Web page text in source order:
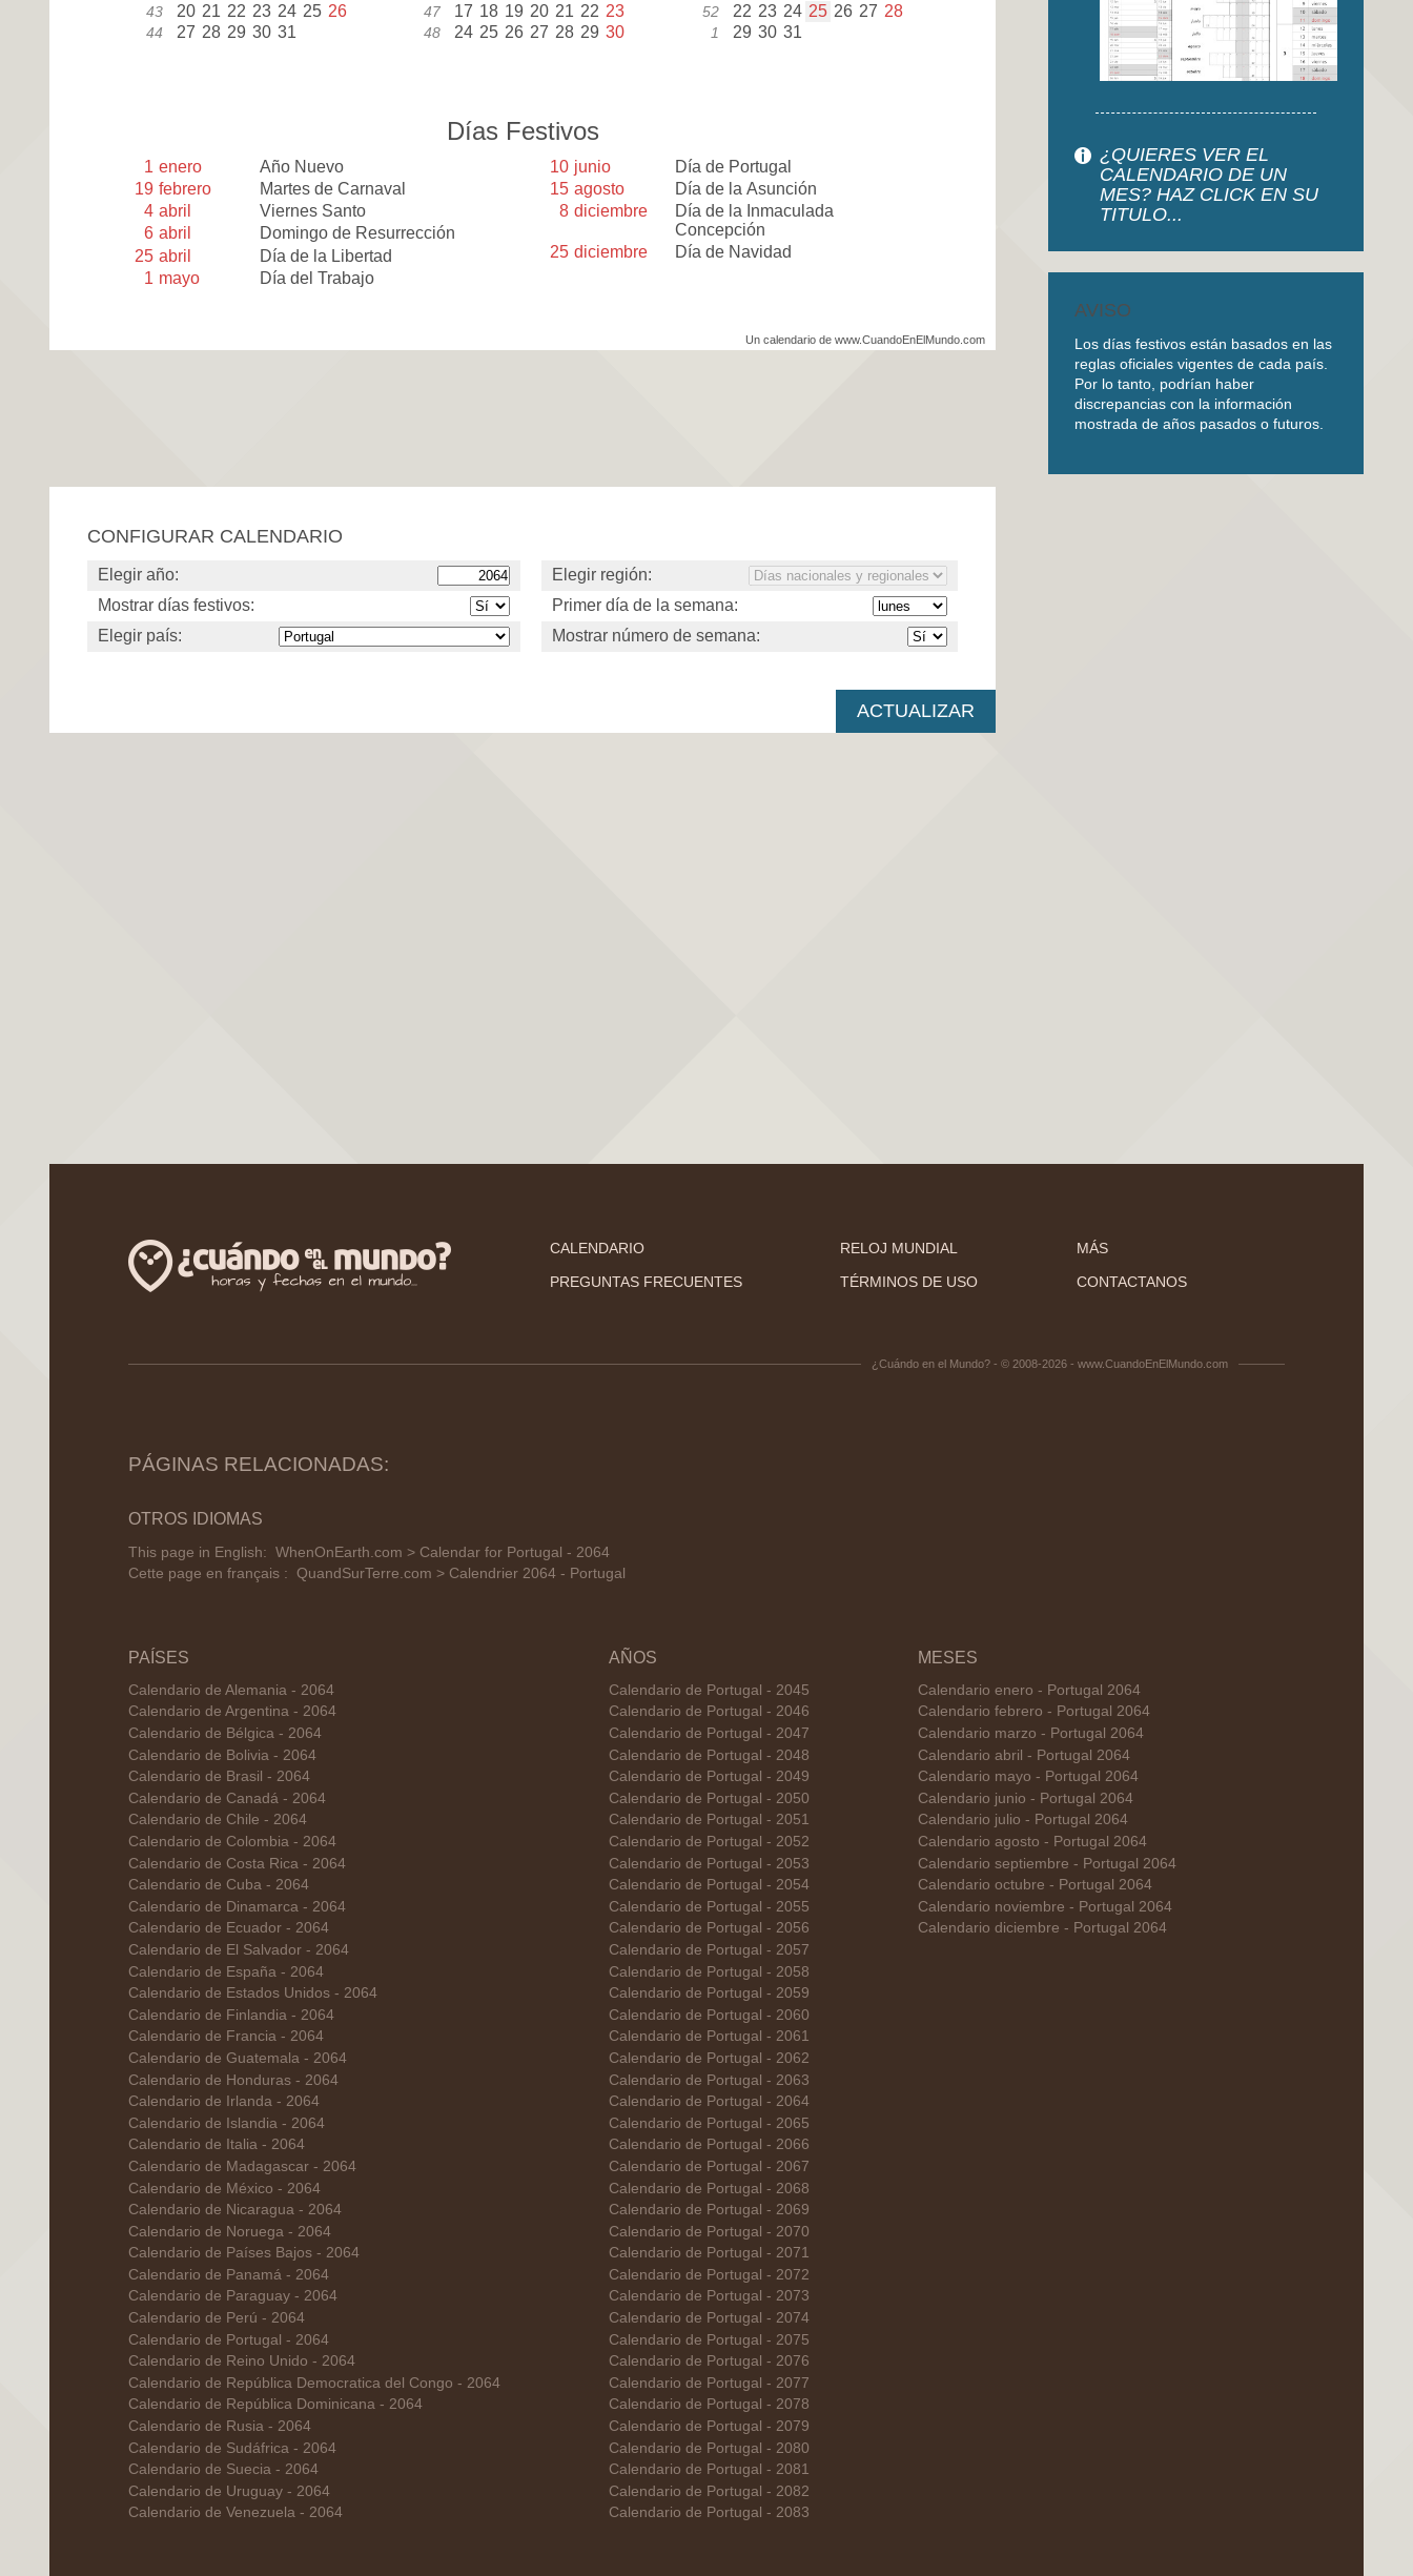
43 20 21 22 23 24 25 26
44 27 28 29 30 31
47 17 18 19 20 21 22 23
48 24 25 26 27 28 29 30
52 22 23 24 25 26 27 28
1 29 30 31
Días Festivos
1 enero
Año Nuevo
19 febrero
Martes de Carnaval
4 abril
Viernes Santo
6 abril
Domingo de Resurrección
25 abril
Día de la Libertad
1 mayo Día del Trabajo
10 junio
Día de Portugal
15 agosto
Día de la Asunción
8 diciembre
Día de la Inmaculada
Concepción
25 diciembre Día de Navidad
Un calendario de www.CuandoEnElMundo.com
CONFIGURAR CALENDARIO
Elegir año:
Mostrar días festivos:
Elegir país:
Elegir región:
Primer día de la semana:
Mostrar número de semana:
¿QUIERES VER EL
CALENDARIO DE UN
MES? HAZ CLICK EN SU
TITULO...
AVISO
Los días festivos están basados en las
reglas oficiales vigentes de cada país.
Por lo tanto, podrían haber
discrepancias con la información
mostrada de años pasados o futuros.
CALENDARIO RELOJ MUNDIAL
MÁS
PREGUNTAS FRECUENTES
TÉRMINOS DE USO CONTACTANOS
¿Cuándo en el Mundo? - © 2008-2026 - www.CuandoEnElMundo.com
PÁGINAS RELACIONADAS:
OTROS IDIOMAS
This page in English: WhenOnEarth.com > Calendar for Portugal - 2064
Cette page en français : QuandSurTerre.com > Calendrier 2064 - Portugal
PAÍSES
Calendario de Alemania - 2064
Calendario de Argentina - 2064
Calendario de Bélgica - 2064
Calendario de Bolivia - 2064
Calendario de Brasil - 2064
Calendario de Canadá - 2064
Calendario de Chile - 2064
Calendario de Colombia - 2064
Calendario de Costa Rica - 2064
Calendario de Cuba - 2064
Calendario de Dinamarca - 2064
Calendario de Ecuador - 2064
Calendario de El Salvador - 2064
Calendario de España - 2064
Calendario de Estados Unidos - 2064
Calendario de Finlandia - 2064
Calendario de Francia - 2064
Calendario de Guatemala - 2064
Calendario de Honduras - 2064
Calendario de Irlanda - 2064
Calendario de Islandia - 2064
Calendario de Italia - 2064
Calendario de Madagascar - 2064
Calendario de México - 2064
Calendario de Nicaragua - 2064
Calendario de Noruega - 2064
Calendario de Países Bajos - 2064
Calendario de Panamá - 2064
Calendario de Paraguay - 2064
Calendario de Perú - 2064
Calendario de Portugal - 2064
Calendario de Reino Unido - 2064
Calendario de República Democratica del Congo - 2064
Calendario de República Dominicana - 2064
Calendario de Rusia - 2064
Calendario de Sudáfrica - 2064
Calendario de Suecia - 2064
Calendario de Uruguay - 2064
Calendario de Venezuela - 2064
AÑOS
Calendario de Portugal - 2045
Calendario de Portugal - 2046
Calendario de Portugal - 2047
Calendario de Portugal - 2048
Calendario de Portugal - 2049
Calendario de Portugal - 2050
Calendario de Portugal - 2051
Calendario de Portugal - 2052
Calendario de Portugal - 2053
Calendario de Portugal - 2054
Calendario de Portugal - 2055
Calendario de Portugal - 2056
Calendario de Portugal - 2057
Calendario de Portugal - 2058
Calendario de Portugal - 2059
Calendario de Portugal - 2060
Calendario de Portugal - 2061
Calendario de Portugal - 2062
Calendario de Portugal - 2063
Calendario de Portugal - 2064
Calendario de Portugal - 2065
Calendario de Portugal - 2066
Calendario de Portugal - 2067
Calendario de Portugal - 2068
Calendario de Portugal - 2069
Calendario de Portugal - 2070
Calendario de Portugal - 2071
Calendario de Portugal - 2072
Calendario de Portugal - 2073
Calendario de Portugal - 2074
Calendario de Portugal - 2075
Calendario de Portugal - 2076
Calendario de Portugal - 2077
Calendario de Portugal - 2078
Calendario de Portugal - 2079
Calendario de Portugal - 2080
Calendario de Portugal - 2081
Calendario de Portugal - 2082
Calendario de Portugal - 2083
MESES
Calendario enero - Portugal 2064
Calendario febrero - Portugal 2064
Calendario marzo - Portugal 2064
Calendario abril - Portugal 2064
Calendario mayo - Portugal 2064
Calendario junio - Portugal 2064
Calendario julio - Portugal 2064
Calendario agosto - Portugal 2064
Calendario septiembre - Portugal 2064
Calendario octubre - Portugal 2064
Calendario noviembre - Portugal 2064
Calendario diciembre - Portugal 2064